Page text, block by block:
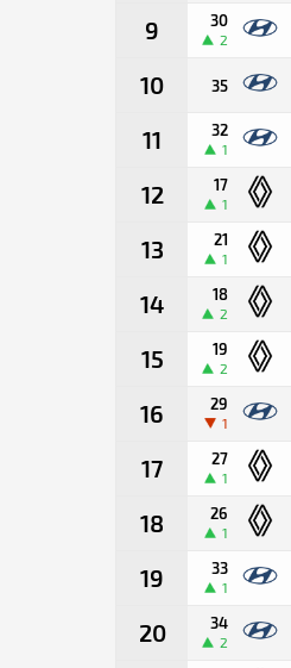
9 30
2
10 35
11 32
1
12 17
1
13 21
1
14 18
2
15 19
2
16 29
1
17 27
1
18 26
1
19 33
1
20 34
2